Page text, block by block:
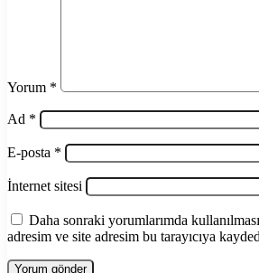
Yorum *
Ad *
E-posta *
İnternet sitesi
Daha sonraki yorumlarımda
adresim ve site adresim bu tarayıcıya